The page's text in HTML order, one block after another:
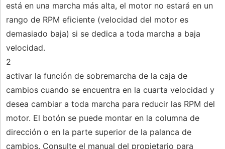
está en una marcha más alta, el motor no estará en un
rango de RPM eficiente (velocidad del motor es
demasiado baja) si se dedica a toda marcha a baja
velocidad.
2
activar la función de sobremarcha de la caja de
cambios cuando se encuentra en la cuarta velocidad y
desea cambiar a toda marcha para reducir las RPM del
motor. El botón se puede montar en la columna de
dirección o en la parte superior de la palanca de
cambios. Consulte el manual del propietario para